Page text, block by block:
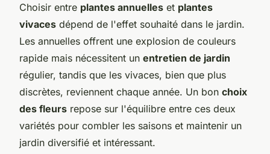
Choisir entre plantes annuelles et plantes
vivaces dépend de l'effet souhaité dans le jardin.
Les annuelles offrent une explosion de couleurs
rapide mais nécessitent un entretien de jardin
régulier, tandis que les vivaces, bien que plus
discrètes, reviennent chaque année. Un bon choix
des fleurs repose sur l'équilibre entre ces deux
variétés pour combler les saisons et maintenir un
jardin diversifié et intéressant.